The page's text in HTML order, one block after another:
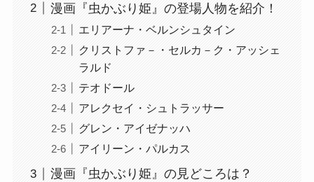
漫画『虫かぶり姫』の登場人物を紹介！
エリアーナ・ベルンシュタイン
クリストファ－・セルカ－ク・アッシェ
ラルド
テオドール
アレクセイ・シュトラッサー
グレン・アイゼナッハ
アイリーン・パルカス
漫画『虫かぶり姫』の見どころは？